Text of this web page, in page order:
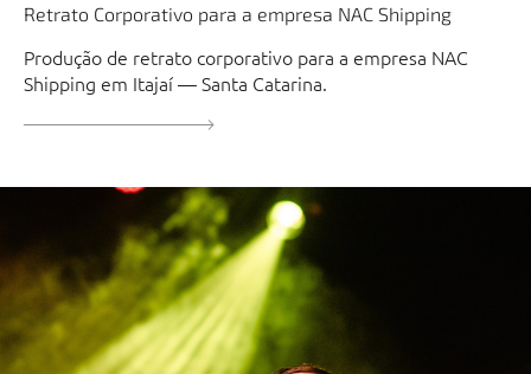
Retrato Corporativo para a empresa NAC Shipping
Produção de retrato corporativo para a empresa NAC
Shipping em Itajaí — Santa Catarina.